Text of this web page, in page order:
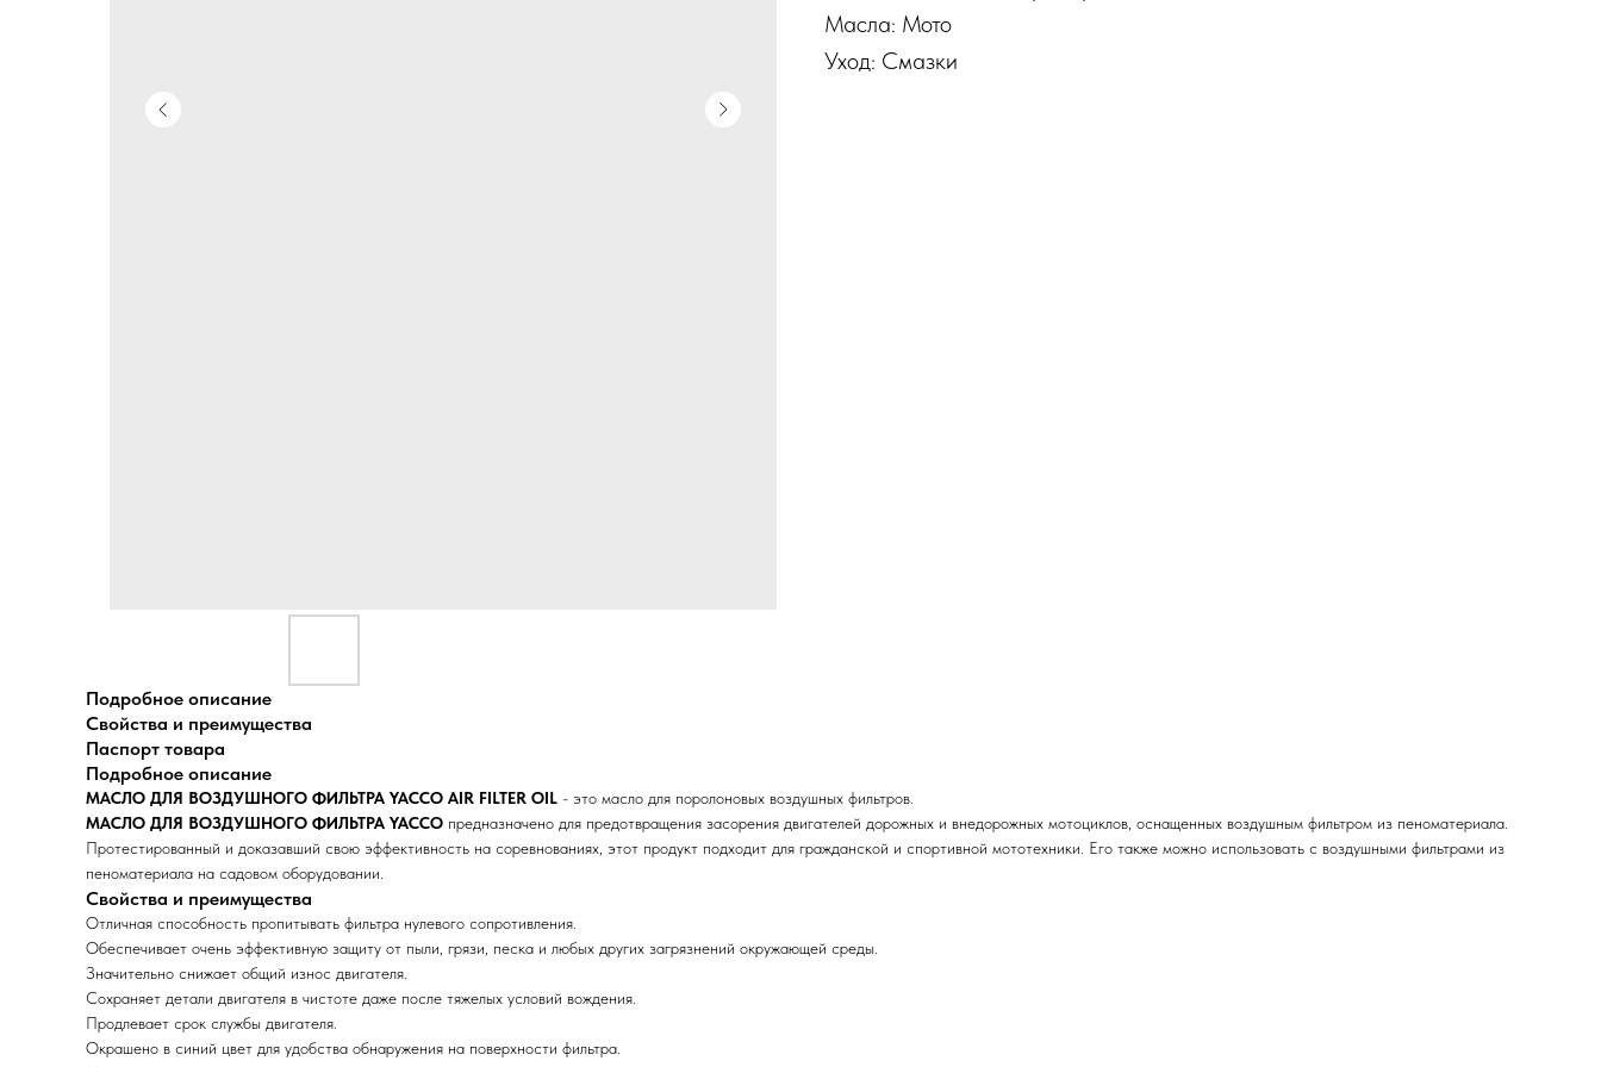
Масла: Мото
Уход: Смазки
Подробное описание
Свойства и преимущества
Паспорт товара
Подробное описание
МАСЛО ДЛЯ ВОЗДУШНОГО ФИЛЬТРА YACCO AIR FILTER OIL - это масло для поролоновых воздушных фильтров.
МАСЛО ДЛЯ ВОЗДУШНОГО ФИЛЬТРА YACCO предназначено для предотвращения засорения двигателей дорожных и внедорожных мотоциклов, оснащенных воздушным фильтром из пеноматериала.
Протестированный и доказавший свою эффективность на соревнованиях, этот продукт подходит для гражданской и спортивной мототехники. Его также можно использовать с воздушными фильтрами из
пеноматериала на садовом оборудовании.
Свойства и преимущества
Отличная способность пропитывать фильтра нулевого сопротивления.
Обеспечивает очень эффективную защиту от пыли, грязи, песка и любых других загрязнений окружающей среды.
Значительно снижает общий износ двигателя.
Сохраняет детали двигателя в чистоте даже после тяжелых условий вождения.
Продлевает срок службы двигателя.
Окрашено в синий цвет для удобства обнаружения на поверхности фильтра.